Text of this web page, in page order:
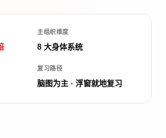
主组织维度
8 大身体系统
复习路径
脑图为主 · 浮窗就地复习